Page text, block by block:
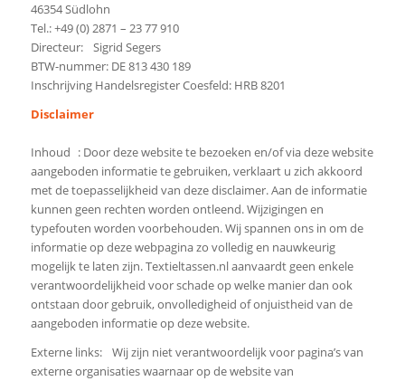
46354 Südlohn
Tel.: +49 (0) 2871 – 23 77 910
Directeur: Sigrid Segers
BTW-nummer: DE 813 430 189
Inschrijving Handelsregister Coesfeld: HRB 8201
Disclaimer
Inhoud : Door deze website te bezoeken en/of via deze website
aangeboden informatie te gebruiken, verklaart u zich akkoord
met de toepasselijkheid van deze disclaimer. Aan de informatie
kunnen geen rechten worden ontleend. Wijzigingen en
typefouten worden voorbehouden. Wij spannen ons in om de
informatie op deze webpagina zo volledig en nauwkeurig
mogelijk te laten zijn. Textieltassen.nl aanvaardt geen enkele
verantwoordelijkheid voor schade op welke manier dan ook
ontstaan door gebruik, onvolledigheid of onjuistheid van de
aangeboden informatie op deze website.
Externe links: Wij zijn niet verantwoordelijk voor pagina’s van
externe organisaties waarnaar op de website van